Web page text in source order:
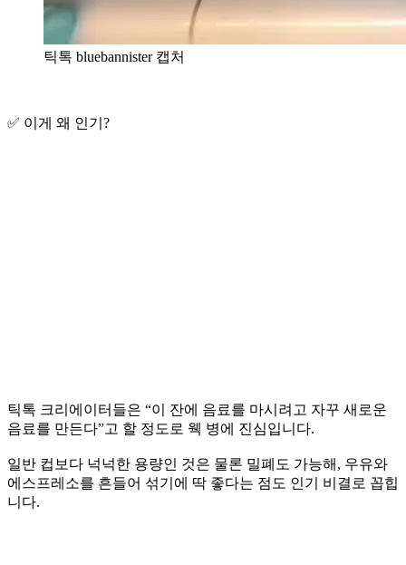
틱톡 bluebannister 캡처
✅ 이게 왜 인기?
틱톡 크리에이터들은 “이 잔에 음료를 마시려고 자꾸 새로운
음료를 만든다”고 할 정도로 웩 병에 진심입니다.
일반 컵보다 넉넉한 용량인 것은 물론 밀폐도 가능해, 우유와
에스프레소를 흔들어 섞기에 딱 좋다는 점도 인기 비결로 꼽힙
니다.